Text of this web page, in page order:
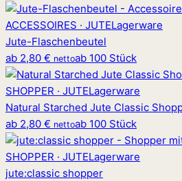
ACCESSOIRES · JUTELagerware
Jute-Flaschenbeutel
ab 2,80 € nettoab 100 Stück
SHOPPER · JUTELagerware
Natural Starched Jute Classic
ab 2,80 € nettoab 100 Stück
SHOPPER · JUTELagerware
jute:classic shopper